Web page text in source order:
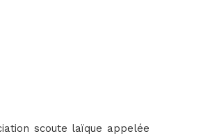
scoute laïque appelée